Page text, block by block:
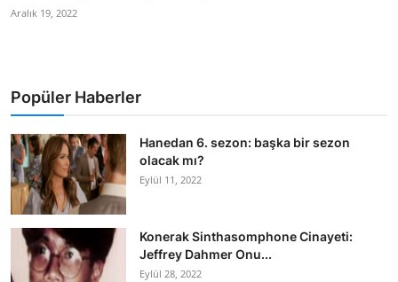
Aralık 19, 2022
Popüler Haberler
Hanedan 6. sezon: başka bir sezon
olacak mı?
Eylül 11, 2022
Konerak Sinthasomphone Cinayeti:
Jeffrey Dahmer Onu...
Eylül 28, 2022